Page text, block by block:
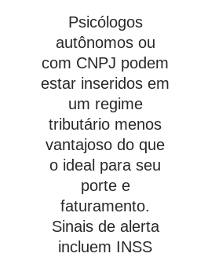
Psicólogos
autônomos ou
com CNPJ podem
estar inseridos em
um regime
tributário menos
vantajoso do que
o ideal para seu
porte e
faturamento.
Sinais de alerta
incluem INSS